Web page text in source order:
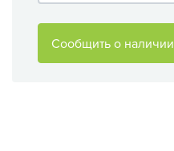
Сообщить о наличии